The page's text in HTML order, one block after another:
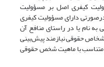
کیفری اصل بر مسؤولیت
دارای مسؤولیت کیفری
نام یا در راستای منافع آن
حقوقی نیازمند پیش‌بینی
متناسب با ماهیت شخص حقوقی